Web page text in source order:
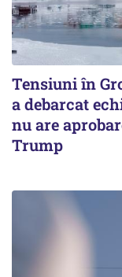
Tensiuni în
a debarcat
nu are
Trump